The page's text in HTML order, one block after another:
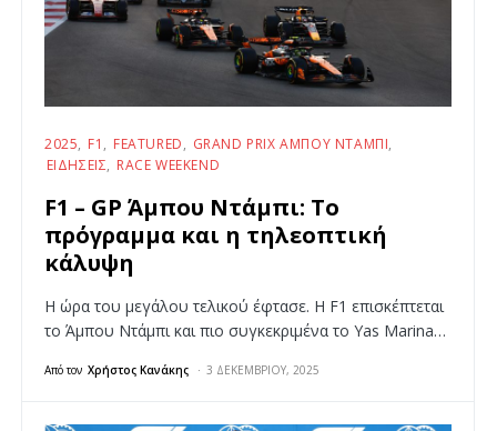
2025 F1 FEATURED
GRAND PRIX ΆΜΠΟΥ ΝΤΆΜΠΙ
ΕΙΔΉΣΕΙΣ
RACE WEEKEND
F1 – GP Άμπου Ντάμπι: Το
πρόγραμμα και η τηλεοπτική
κάλυψη
Η ώρα του μεγάλου τελικού έφτασε. Η F1 επισκέπτεται
το Άμπου Ντάμπι και πιο συγκεκριμένα το Yas Marina…
Από τον Χρήστος Κανάκης 3 ΔΕΚΕΜΒΡΊΟΥ, 2025